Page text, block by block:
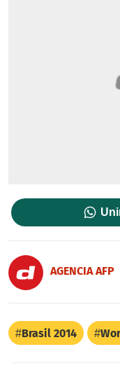
AGENCIA AFP
Brasil 2014